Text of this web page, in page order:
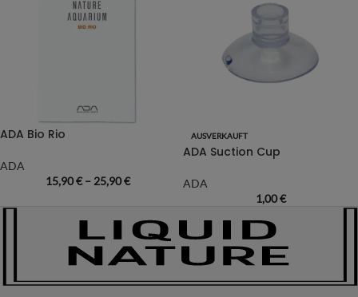
ADA Bio Rio
ADA
15,90€– 25,90€
AUSVERKAUFT
ADA Suction Cup
ADA
1,00€